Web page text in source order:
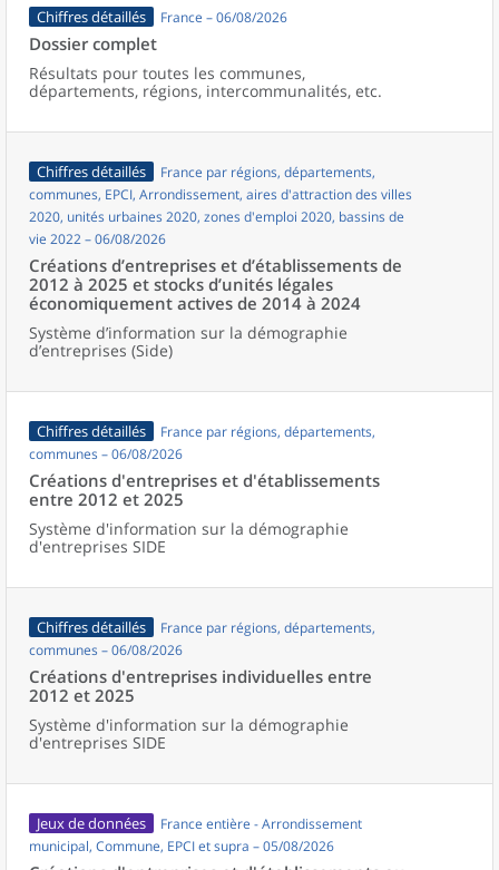
Chiffres détaillés France – 06/08/2026
Dossier complet
Résultats pour toutes les communes,
départements, régions, intercommunalités, etc.
Chiffres détaillés
France par régions, départements,
communes, EPCI, Arrondissement, aires d'attraction des villes
2020, unités urbaines 2020, zones d'emploi 2020, bassins de
vie 2022 – 06/08/2026
Créations d’entreprises et d’établissements de
2012 à 2025 et stocks d’unités légales
économiquement actives de 2014 à 2024
Système d’information sur la démographie
d’entreprises (Side)
Chiffres détaillés
France par régions, départements,
communes – 06/08/2026
Créations d'entreprises et d'établissements
entre 2012 et 2025
Système d'information sur la démographie
d'entreprises SIDE
Chiffres détaillés
France par régions, départements,
communes – 06/08/2026
Créations d'entreprises individuelles entre
2012 et 2025
Système d'information sur la démographie
d'entreprises SIDE
Jeux de données
France entière - Arrondissement
municipal, Commune, EPCI et supra – 05/08/2026